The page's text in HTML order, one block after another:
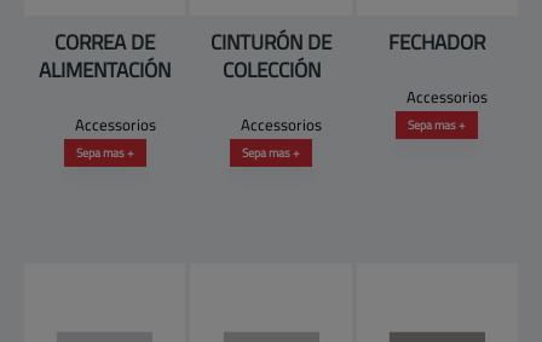
CORREA DE
ALIMENTACIÓN
Accessorios
Sepa mas +
CINTURÓN DE
COLECCIÓN
Accessorios
Sepa mas +
FECHADOR
Accessorios
Sepa mas +